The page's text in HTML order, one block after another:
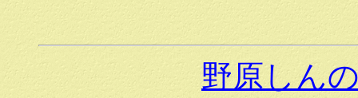
野原しん